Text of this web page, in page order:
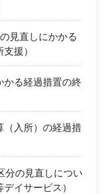
見直しにかかる
援）
かる経過措置の終
（入所）の経過措
分の見直しについ
イサービス）